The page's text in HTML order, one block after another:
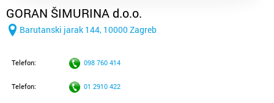
GORAN ŠIMURINA d.o.o.
Barutanski jarak 144, 10000 Zagreb
Telefon: 098 760 414
Telefon: 01 2910 422